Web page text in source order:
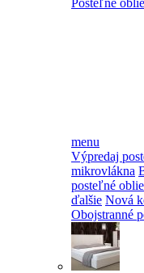
Posteľné
menu
Výpredaj
mikrovlákna
posteľné
ďalšie Nová
Obojstranné